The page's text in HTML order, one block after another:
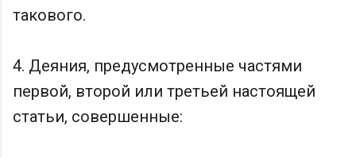
такового.
4. Деяния, предусмотренные частями
первой, второй или третьей настоящей
статьи, совершенные: